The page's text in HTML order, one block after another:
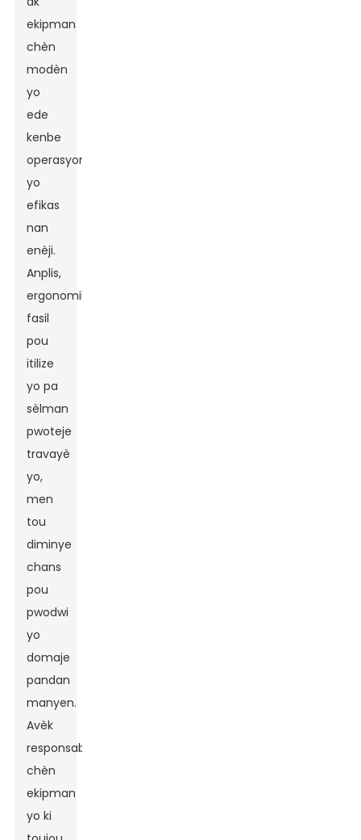
ekipman
chèn
modèn
yo
ede
kenbe
operasyon
yo
efikas
nan
enèji.
Anplis,
ergonomik
fasil
pou
itilize
yo pa
sèlman
pwoteje
travayè
yo,
men
tou
diminye
chans
pou
pwodwi
yo
domaje
pandan
manyen.
Avèk
responsab
chèn
ekipman
yo ki